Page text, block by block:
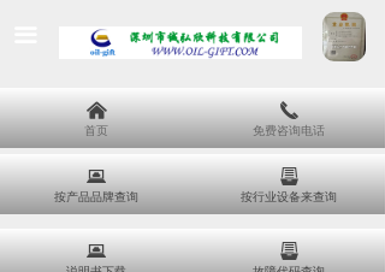
뀵
按产品品牌查询
뀣
按行业设备来查询
낀
首页
끅
免费咨询电话
뀵 뀣